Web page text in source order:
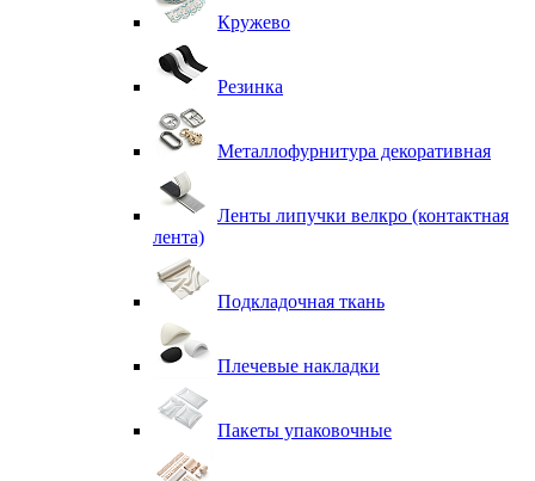
Кружево
Резинка
Металлофурнитура декоративная
Ленты липучки велкро (контактная
лента)
Подкладочная ткань
Плечевые накладки
Пакеты упаковочные